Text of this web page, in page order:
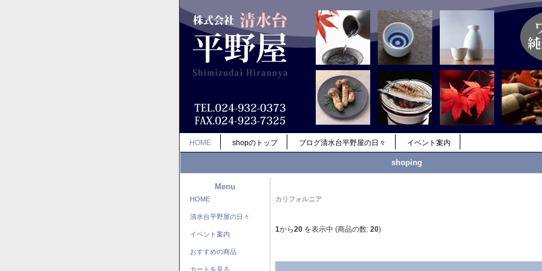
HOME shopのトップ ブログ清水台平野屋の日々 イベント案内
shoping
Menu
HOME
清水台平野屋の日々
イベント案内
おすすめの商品
カートを見る
カリフォルニア
1から20 を表示中 (商品の数: 20)